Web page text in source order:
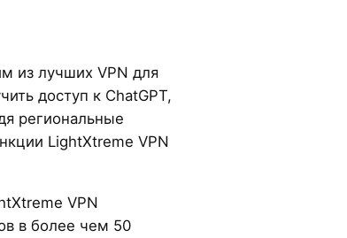
из лучших VPN для
доступ к ChatGPT,
региональные
LightXtreme VPN
VPN
в более чем 50